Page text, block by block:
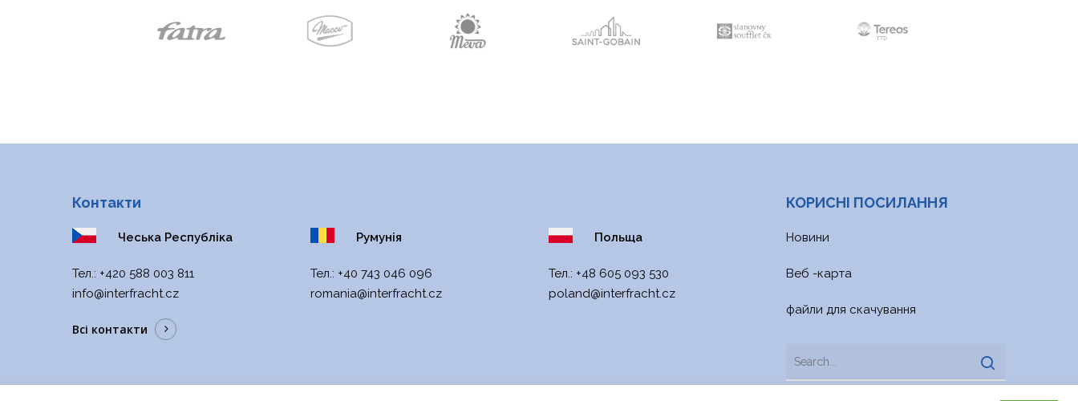
Контакти
Чеська Республіка
Тел.: +420 588 003 811
info@interfracht.cz
Всі контакти
Румунія
Тел.: +40 743 046 096
romania@interfracht.cz
Польща
Тел.: +48 605 093 530
poland@interfracht.cz
КОРИСНІ ПОСИЛАННЯ
Новини
Веб -карта
файли для скачування